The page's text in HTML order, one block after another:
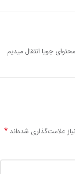
جویا انتقال میدیم
علامت‌گذاری شده‌اند *